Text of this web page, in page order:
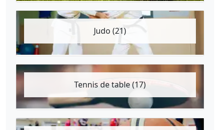
Judo (21)
Tennis de table (17)